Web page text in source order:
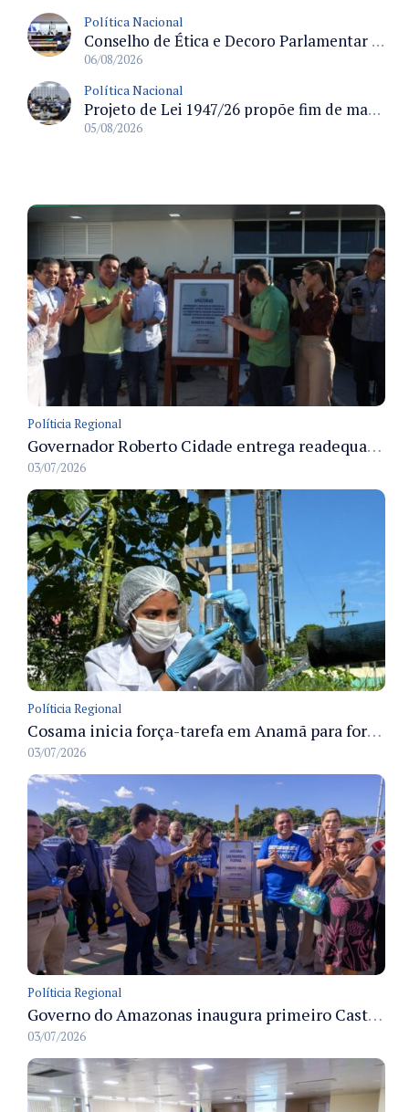
Política Nacional
Conselho de Ética e Decoro Parlamentar analisa representações e oitivas agendadas para terça (11)
06/08/2026
Política Nacional
Projeto de Lei 1947/26 propõe fim de margens para cartão de crédito e consignado do INSS
05/08/2026
Políticia Regional
Governador Roberto Cidade entrega readequação do ambulatório da FCecon e amplia capacidade de atendimento oncológico em Manaus
03/07/2026
Políticia Regional
Cosama inicia força-tarefa em Anamã para fortalecer abastecimento de água e segurança hídrica da população
03/07/2026
Políticia Regional
Governo do Amazonas inaugura primeiro Castramóvel Fluvial para atendimento veterinário às comunidades ribeirinhas e castração gratuita
03/07/2026